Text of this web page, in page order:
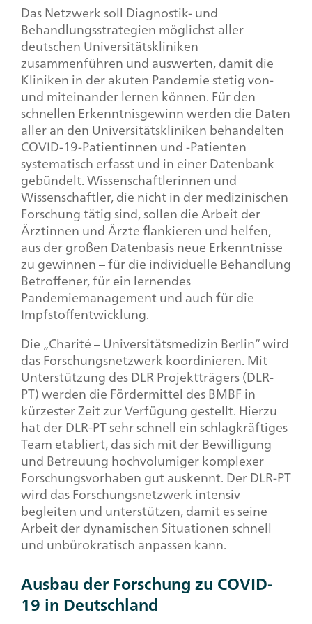
Das Netzwerk soll Diagnostik- und
Behandlungsstrategien möglichst aller
deutschen Universitätskliniken
zusammenführen und auswerten, damit die
Kliniken in der akuten Pandemie stetig von-
und miteinander lernen können. Für den
schnellen Erkenntnisgewinn werden die Daten
aller an den Universitätskliniken behandelten
COVID-19-Patientinnen und -Patienten
systematisch erfasst und in einer Datenbank
gebündelt. Wissenschaftlerinnen und
Wissenschaftler, die nicht in der medizinischen
Forschung tätig sind, sollen die Arbeit der
Ärztinnen und Ärzte flankieren und helfen,
aus der großen Datenbasis neue Erkenntnisse
zu gewinnen – für die individuelle Behandlung
Betroffener, für ein lernendes
Pandemiemanagement und auch für die
Impfstoffentwicklung.
Die „Charité – Universitätsmedizin Berlin“ wird
das Forschungsnetzwerk koordinieren. Mit
Unterstützung des DLR Projektträgers (DLR-
PT) werden die Fördermittel des BMBF in
kürzester Zeit zur Verfügung gestellt. Hierzu
hat der DLR-PT sehr schnell ein schlagkräftiges
Team etabliert, das sich mit der Bewilligung
und Betreuung hochvolumiger komplexer
Forschungsvorhaben gut auskennt. Der DLR-PT
wird das Forschungsnetzwerk intensiv
begleiten und unterstützen, damit es seine
Arbeit der dynamischen Situationen schnell
und unbürokratisch anpassen kann.
Ausbau der Forschung zu COVID-
19 in Deutschland